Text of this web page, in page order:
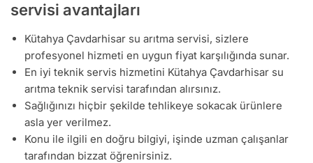
servisi avantajları
Kütahya Çavdarhisar su arıtma servisi, sizlere
profesyonel hizmeti en uygun fiyat karşılığında sunar.
En iyi teknik servis hizmetini Kütahya Çavdarhisar su
arıtma teknik servisi tarafından alırsınız.
Sağlığınızı hiçbir şekilde tehlikeye sokacak ürünlere
asla yer verilmez.
Konu ile ilgili en doğru bilgiyi, işinde uzman çalışanlar
tarafından bizzat öğrenirsiniz.